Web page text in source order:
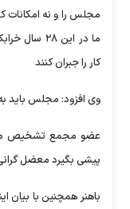
مجلس را و نه امکانات
ما در این
کار را جبران کنند
وی افزود: مجلس باید
عضو مجمع تشخیص
پیشی بگیرد معضل
باهنر همچنین با بیان